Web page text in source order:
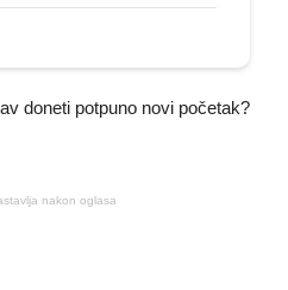
doneti potpuno novi početak?
nakon oglasa